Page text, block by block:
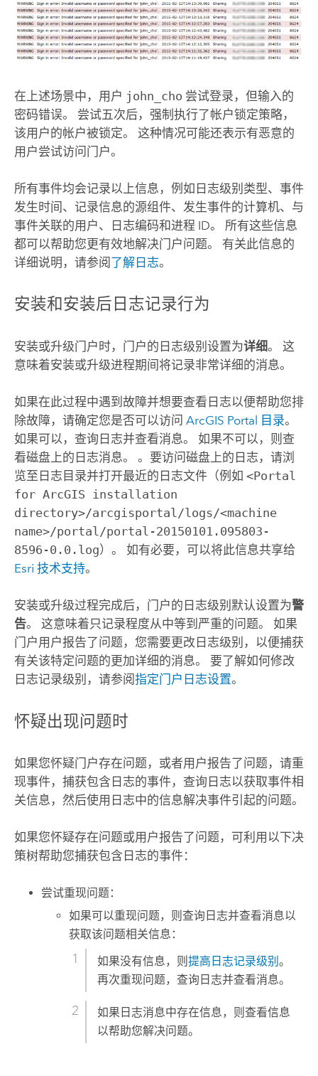
在上述场景中，用户 john_cho 尝试登录，但输入的
密码错误。 尝试五次后，强制执行了帐户锁定策略，
该用户的帐户被锁定。 这种情况可能还表示有恶意的
用户尝试访问门户。
所有事件均会记录以上信息，例如日志级别类型、事件
发生时间、记录信息的源组件、发生事件的计算机、与
事件关联的用户、日志编码和进程 ID。 所有这些信息
都可以帮助您更有效地解决门户问题。 有关此信息的
详细说明，请参阅了解日志。
安装和安装后日志记录行为
安装或升级门户时，门户的日志级别设置为详细。 这
意味着安装或升级进程期间将记录非常详细的消息。
如果在此过程中遇到故障并想要查看日志以便帮助您排
除故障，请确定您是否可以访问 ArcGIS Portal 目录。
如果可以，查询日志并查看消息。 如果不可以，则查
看磁盘上的日志消息。 。 要访问磁盘上的日志，请浏
览至日志目录并打开最近的日志文件（例如 <Portal
for ArcGIS installation
directory>/arcgisportal/logs/<machine
name>/portal/portal-20150101.095803-
8596-0.0.log）。
如有必要，可以将此信息共享给
Esri 技术支持。
安装或升级过程完成后，门户的日志级别默认设置为警
告。 这意味着只记录程度从中等到严重的问题。 如果
门户用户报告了问题，您需要更改日志级别，以便捕获
有关该特定问题的更加详细的消息。 要了解如何修改
日志记录级别，请参阅指定门户日志设置。
怀疑出现问题时
如果您怀疑门户存在问题，或者用户报告了问题，请重
现事件，捕获包含日志的事件，查询日志以获取事件相
关信息，然后使用日志中的信息解决事件引起的问题。
如果您怀疑存在问题或用户报告了问题，可利用以下决
策树帮助您捕获包含日志的事件：
尝试重现问题：
如果可以重现问题，则查询日志并查看消息以
获取该问题相关信息：
如果没有信息，则 提高日志记录级别 。
再次重现问题，查询日志并查看消息。
如果日志消息中存在信息，则查看信息
以帮助您解决问题。